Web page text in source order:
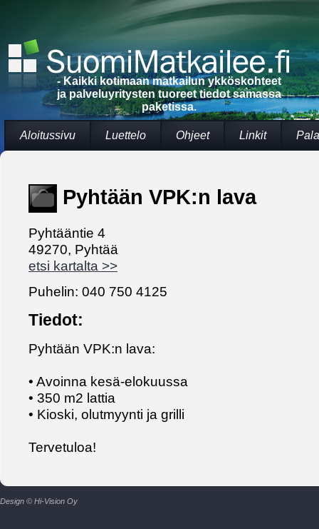
- Kaikki kotimaan matkailun ykköskohteet
ja palveluyritysten tuoreet tiedot samassa
paketissa.
Aloitussivu Luettelo Ohjeet Linkit
Pyhtään VPK:n lava
Pyhtääntie 4
49270, Pyhtää
etsi kartalta >>
Puhelin: 040 750 4125
Tiedot:
Pyhtään VPK:n lava:
• Avoinna kesä-elokuussa
• 350 m2 lattia
• Kioski, olutmyynti ja grilli
Tervetuloa!
Design © Hi-Vision Oy